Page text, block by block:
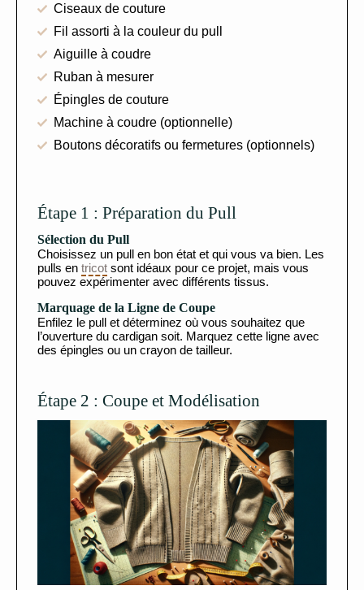
Ciseaux de couture
Fil assorti à la couleur du pull
Aiguille à coudre
Ruban à mesurer
Épingles de couture
Machine à coudre (optionnelle)
Boutons décoratifs ou fermetures (optionnels)
Étape 1 : Préparation du Pull
Sélection du Pull
Choisissez un pull en bon état et qui vous va bien. Les
pulls en tricot sont idéaux pour ce projet, mais vous
pouvez expérimenter avec différents tissus.
Marquage de la Ligne de Coupe
Enfilez le pull et déterminez où vous souhaitez que
l’ouverture du cardigan soit. Marquez cette ligne avec
des épingles ou un crayon de tailleur.
Étape 2 : Coupe et Modélisation